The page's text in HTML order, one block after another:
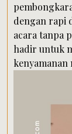
dengan rapi
acara tanpa
hadir untuk
kenyamanan